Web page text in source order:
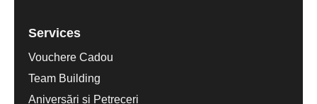
Services
Vouchere Cadou
Team Building
Aniversări și Petreceri